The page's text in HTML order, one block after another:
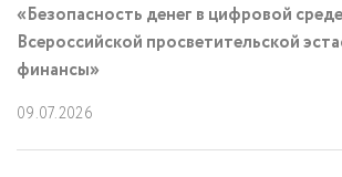
«Безопасность денег в цифровой
Всероссийской просветительской
финансы»
09.07.2026